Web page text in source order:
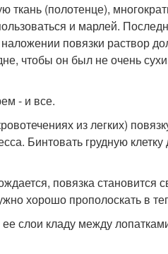
ткань (полотенце),
и марлей.
повязки раствор
чтобы он был не очень
- и все.
из легких)
Бинтовать грудную
повязка становится
хорошо прополоскать в
слои кладу между